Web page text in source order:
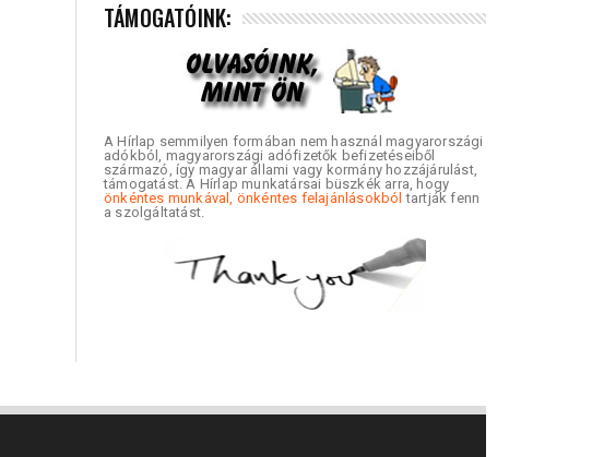
TÁMOGATÓINK:
A Hírlap semmilyen formában nem használ magyarországi
adókból, magyarországi adófizetők befizetéseiből
származó, így magyar állami vagy kormány hozzájárulást,
támogatást. A Hírlap munkatársai büszkék arra, hogy
önkéntes munkával, önkéntes felajánlásokból tartják fenn
a szolgáltatást.